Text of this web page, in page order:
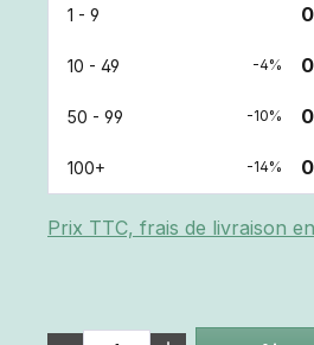
1 - 9
10 - 49 -4%
50 - 99 -10%
100+ -14%
Prix TTC, frais de livraison